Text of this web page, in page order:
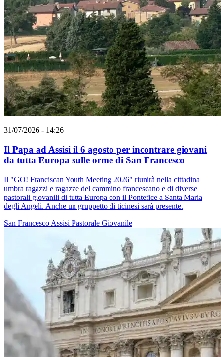
31/07/2026 - 14:26
Il Papa ad Assisi il 6 agosto per incontrare giovani
da tutta Europa sulle orme di San Francesco
Il "GO! Franciscan Youth Meeting 2026" riunirà nella cittadina
umbra ragazzi e ragazze del cammino francescano e di diverse
pastorali giovanili di tutta Europa con il Pontefice a Santa Maria
degli Angeli. Anche un gruppetto di ticinesi sarà presente.
San Francesco Assisi Pastorale Giovanile